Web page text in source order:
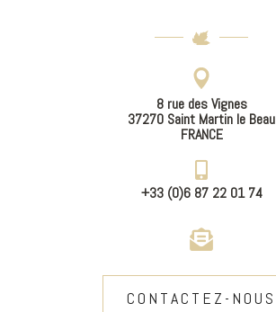
8 rue des Vignes
37270 Saint Martin le Beau
FRANCE
+33 (0)6 87 22 01 74
CONTACTEZ-NOUS